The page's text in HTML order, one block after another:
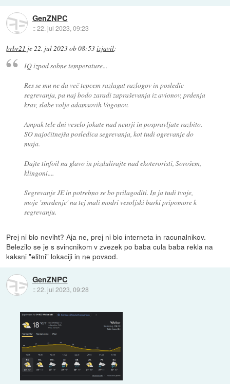
GenZNPC
::22. jul 2023, 09:23
brbr21 je22. jul 2023 ob 08:53izjavil:
IQ izpod sobne temperature...
Res se mu ne da več tepcem razlagat razlogov in posledic
segrevanja, pa naj bodo zaradi zapraševanja iz avionov, prdenja
krav, slabe volje adamsovih Vogonov.
Ampak tele dni veselo jokate nad neurji in pospravljate razbito.
SO najočitnejša posledica segrevanja, kot tudi ogrevanje do
maja.
Dajte tinfoil na glavo in pizdulirajte nad ekoteroristi, Sorošem,
klingoni....
Segrevanje JE in potrebno se bo prilagoditi. In ja tudi tvoje,
moje 'smrdenje' na tej mali modri vesoljski barki pripomore k
segrevanju.
Prej ni blo neviht? Aja ne, prej ni blo interneta in racunalnikov.
Belezilo se je s svincnikom v zvezek po baba cula baba rekla na
kaksni "elitni" lokaciji in ne povsod.
GenZNPC
::22. jul 2023, 09:28